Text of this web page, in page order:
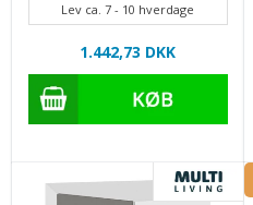
Lev ca. 7 - 10 hverdage
1.442,73 DKK